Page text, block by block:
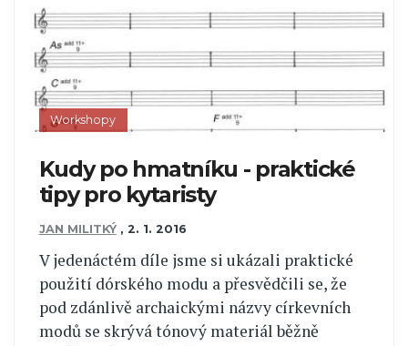
Workshopy
Kudy po hmatníku - praktické
tipy pro kytaristy
JAN MILITKÝ , 2. 1. 2016
V jedenáctém díle jsme si ukázali praktické
použití dórského modu a přesvědčili se, že
pod zdánlivě archaickými názvy církevních
modů se skrývá tónový materiál běžně